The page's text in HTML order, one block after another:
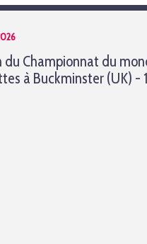
du Championnat du
à Buckminster (UK) -